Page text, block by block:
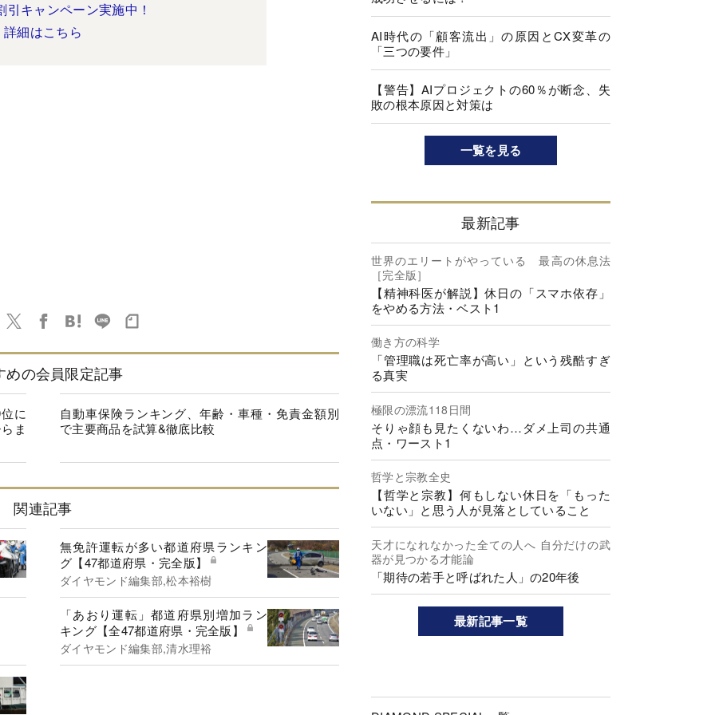
引キャンペーン実施中！
詳細はこちら
めの会員限定記事
に
ま
自動車保険ランキング、年齢・車種・免責金額別
で主要商品を試算&徹底比較
関連記事
無免許運転が多い都道府県ランキン
グ【47都道府県・完全版】
ダイヤモンド編集部,松本裕樹
「あおり運転」都道府県別増加ラン
キング【全47都道府県・完全版】
ダイヤモンド編集部,清水理裕
AI時代の「顧客流出」の原因とCX変革の
「三つの要件」
【警告】AIプロジェクトの60％が断念、失
敗の根本原因と対策は
一覧を見る
最新記事
世界のエリートがやっている 最高の休息法
［完全版］
【精神科医が解説】休日の「スマホ依存」
をやめる方法・ベスト1
働き方の科学
「管理職は死亡率が高い」という残酷すぎ
る真実
極限の漂流118日間
そりゃ顔も見たくないわ…ダメ上司の共通
点・ワースト1
哲学と宗教全史
【哲学と宗教】何もしない休日を「もった
いない」と思う人が見落としていること
天才になれなかった全ての人へ 自分だけの武
器が見つかる才能論
「期待の若手と呼ばれた人」の20年後
最新記事一覧